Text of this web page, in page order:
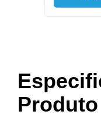
Produto